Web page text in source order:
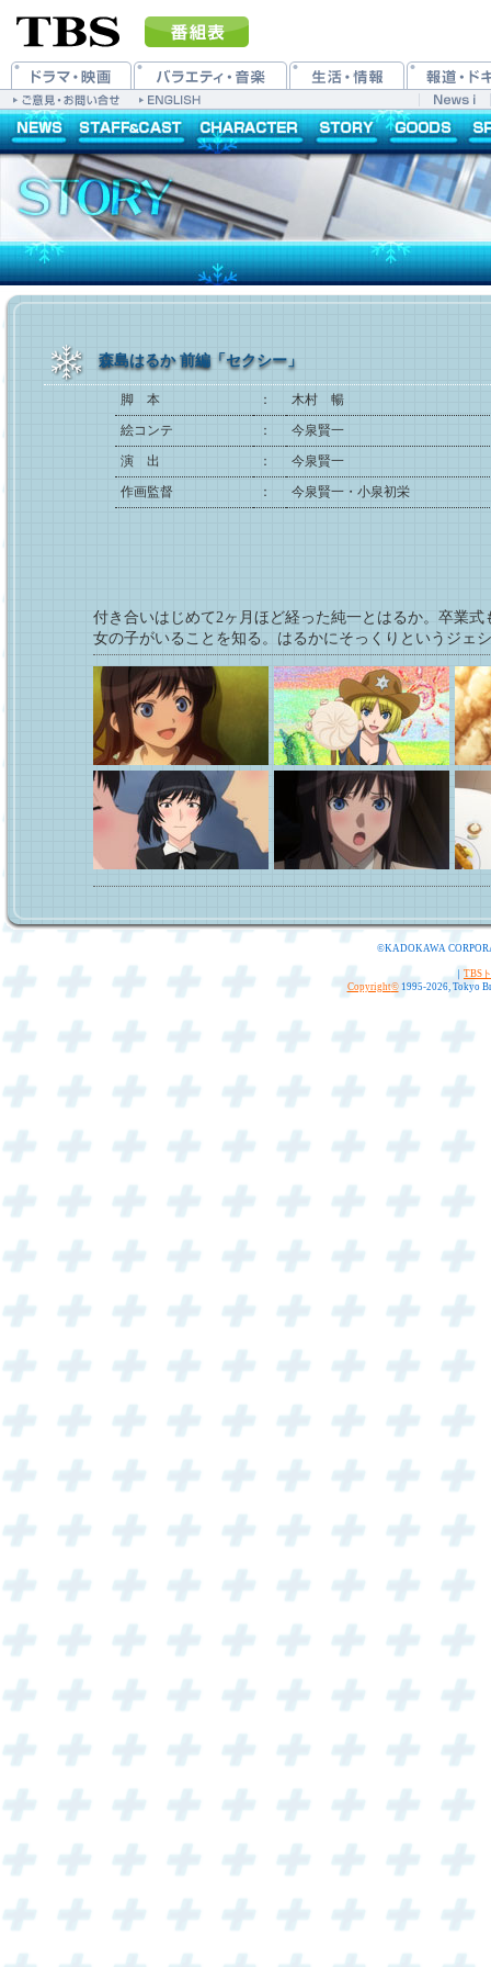
森島はるか 前編「セクシー」
脚 本 ：
木村 暢
絵コンテ
：
今泉賢一
演 出
：
今泉賢一
作画監督
： 今泉賢一・小泉初栄
付き合いはじめて2ヶ月ほど経った純一とはるか。卒業
女の子がいることを知る。はるかにそっくりというジェ
©KADOKAWA
｜ TBS
Copyright© 1995-2026, Tokyo